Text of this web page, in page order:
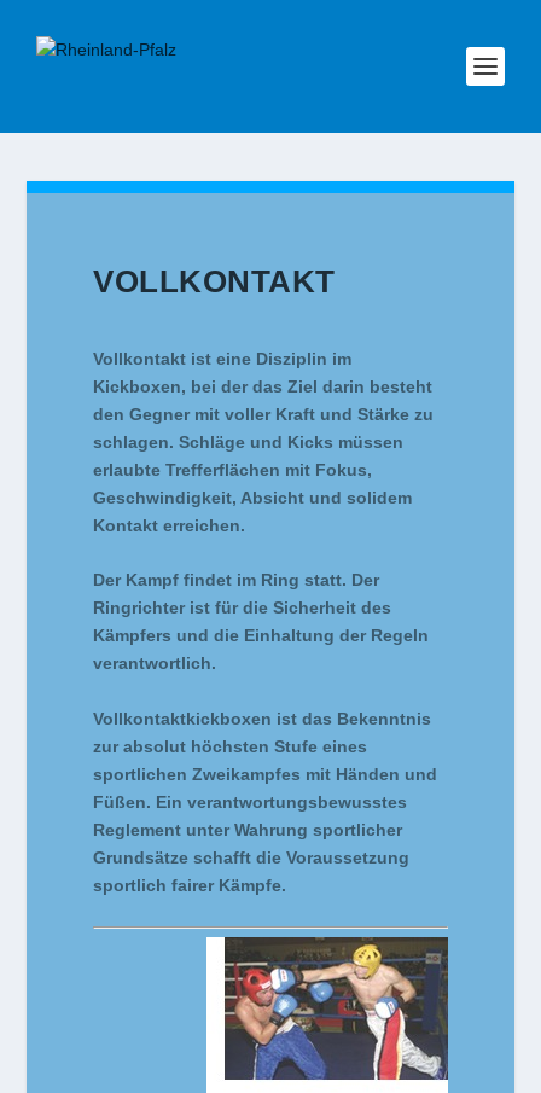
VOLLKONTAKT
Vollkontakt ist eine Disziplin im
Kickboxen, bei der das Ziel darin besteht
den Gegner mit voller Kraft und Stärke zu
schlagen. Schläge und Kicks müssen
erlaubte Trefferflächen mit Fokus,
Geschwindigkeit, Absicht und solidem
Kontakt erreichen.
Der Kampf findet im Ring statt. Der
Ringrichter ist für die Sicherheit des
Kämpfers und die Einhaltung der Regeln
verantwortlich.
Vollkontaktkickboxen ist das Bekenntnis
zur absolut höchsten Stufe eines
sportlichen Zweikampfes mit Händen und
Füßen. Ein verantwortungsbewusstes
Reglement unter Wahrung sportlicher
Grundsätze schafft die Voraussetzung
sportlich fairer Kämpfe.